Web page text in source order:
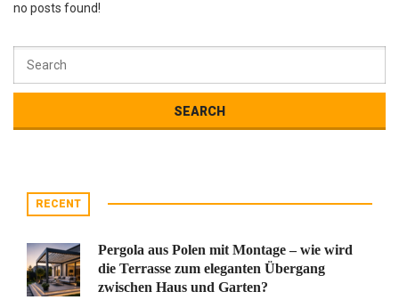
no posts found!
RECENT
Pergola aus Polen mit Montage – wie wird
die Terrasse zum eleganten Übergang
zwischen Haus und Garten?